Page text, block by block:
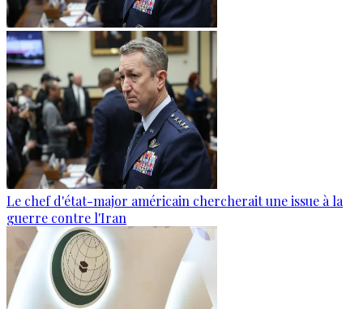
Le chef d'état-major américain chercherait une issue à la
guerre contre l'Iran